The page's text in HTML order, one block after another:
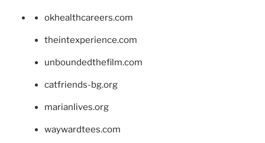
okhealthcareers.com
theintexperience.com
unboundedthefilm.com
catfriends-bg.org
marianlives.org
waywardtees.com